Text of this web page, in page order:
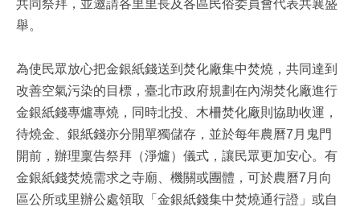
共同祭拜，並邀請各里里長及各區民俗委員會代表共襄盛
舉。
為使民眾放心把金銀紙錢送到焚化廠集中焚燒，共同達到
改善空氣污染的目標，臺北市政府規劃在內湖焚化廠進行
金銀紙錢專爐專燒，同時北投、木柵焚化廠則協助收運，
待燒金、銀紙錢亦分開單獨儲存，並於每年農曆7月鬼門
開前，辦理稟告祭拜（淨爐）儀式，讓民眾更加安心。有
金銀紙錢焚燒需求之寺廟、機關或團體，可於農曆7月向
區公所或里辦公處領取「金銀紙錢集中焚燒通行證」或自